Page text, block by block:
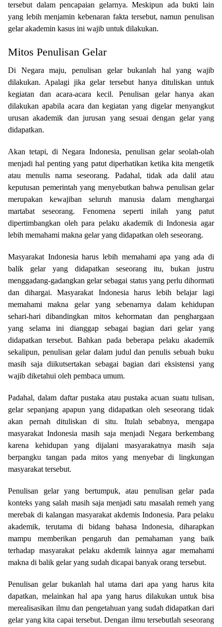
tersebut dalam pencapaian gelarnya. Meskipun ada bukti lain
yang lebih menjamin kebenaran fakta tersebut, namun penulisan
gelar akademin kasus ini wajib untuk dilakukan.
Mitos Penulisan Gelar
Di Negara maju, penulisan gelar bukanlah hal yang wajib
dilakukan. Apalagi jika gelar tersebut hanya dituliskan untuk
kegiatan dan acara-acara kecil. Penulisan gelar hanya akan
dilakukan apabila acara dan kegiatan yang digelar menyangkut
urusan akademik dan jurusan yang sesuai dengan gelar yang
didapatkan.
Akan tetapi, di Negara Indonesia, penulisan gelar seolah-olah
menjadi hal penting yang patut diperhatikan ketika kita mengetik
atau menulis nama seseorang. Padahal, tidak ada dalil atau
keputusan pemerintah yang menyebutkan bahwa penulisan gelar
merupakan kewajiban seluruh manusia dalam menghargai
martabat seseorang. Fenomena seperti inilah yang patut
dipertimbangkan oleh para pelaku akademik di Indonesia agar
lebih memahami makna gelar yang didapatkan oleh seseorang.
Masyarakat Indonesia harus lebih memahami apa yang ada di
balik gelar yang didapatkan seseorang itu, bukan justru
menggadang-gadangkan gelar sebagai status yang perlu dihormati
dan dihargai. Masyarakat Indonesia harus lebih belajar lagi
memahami makna gelar yang sebenarnya dalam kehidupan
sehari-hari dibandingkan mitos kehormatan dan penghargaan
yang selama ini dianggap sebagai bagian dari gelar yang
didapatkan tersebut. Bahkan pada beberapa pelaku akademik
sekalipun, penulisan gelar dalam judul dan penulis sebuah buku
masih saja diikutsertakan sebagai bagian dari eksistensi yang
wajib diketahui oleh pembaca umum.
Padahal, dalam daftar pustaka atau pustaka acuan suatu tulisan,
gelar sepanjang apapun yang didapatkan oleh seseorang tidak
akan pernah dituliskan di situ. Itulah sebabnya, mengapa
masyarakat Indonesia masih saja menjadi Negara berkembang
karena kehidupan yang dijalani masyarakatnya masih saja
berpangku tangan pada mitos yang menyebar di lingkungan
masyarakat tersebut.
Penulisan gelar yang bertumpuk, atau penulisan gelar pada
konteks yang salah masih saja menjadi satu masalah remeh yang
merebak di kalangan masyarakat akdemis Indonesia. Para pelaku
akademik, terutama di bidang bahasa Indonesia, diharapkan
mampu memberikan pengaruh dan pemahaman yang baik
terhadap masyarakat pelaku akdemik lainnya agar memahami
makna di balik gelar yang sudah dicapai banyak orang tersebut.
Penulisan gelar bukanlah hal utama dari apa yang harus kita
dapatkan, melainkan hal apa yang harus dilakukan untuk bisa
merealisasikan ilmu dan pengetahuan yang sudah didapatkan dari
gelar yang kita capai tersebut. Dengan ilmu tersebutlah seseorang